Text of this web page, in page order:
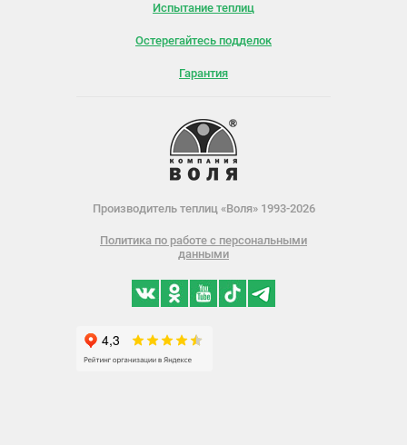
Испытание теплиц
Остерегайтесь подделок
Гарантия
Производитель теплиц «Воля» 1993-2026
Политика по работе с персональными
данными